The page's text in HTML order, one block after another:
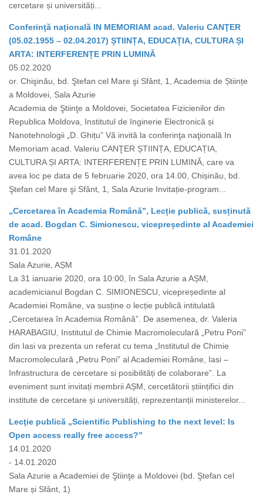
cercetare și universități...
Conferinţă naţională IN MEMORIAM acad. Valeriu CANŢER
(05.02.1955 – 02.04.2017) ȘTIINȚA, EDUCAȚIA, CULTURA ȘI
ARTA: INTERFERENȚE PRIN LUMINĂ
05.02.2020
or. Chişinău, bd. Ştefan cel Mare şi Sfânt, 1, Academia de Științe
a Moldovei, Sala Azurie
Academia de Ştiinţe a Moldovei, Societatea Fizicienilor din
Republica Moldova, Institutul de Inginerie Electronică și
Nanotehnologii „D. Ghițu” Vă invită la conferinţa naţională In
Memoriam acad. Valeriu CANŢER ȘTIINȚA, EDUCAȚIA,
CULTURA ȘI ARTA: INTERFERENȚE PRIN LUMINĂ, care va
avea loc pe data de 5 februarie 2020, ora 14.00, Chișinău, bd.
Ştefan cel Mare şi Sfânt, 1, Sala Azurie Invitație-program...
„Cercetarea în Academia Română”, Lecție publică, susținută
de acad. Bogdan C. Simionescu, vicepreședinte al Academiei
Române
31.01.2020
Sala Azurie, AȘM
La 31 ianuarie 2020, ora 10:00, în Sala Azurie a AȘM,
academicianul Bogdan C. SIMIONESCU, vicepreședinte al
Academiei Române, va susține o lecție publică intitulată
„Cercetarea în Academia Română”. De asemenea, dr. Valeria
HARABAGIU, Institutul de Chimie Macromoleculară „Petru Poni”
din Iasi va prezenta un referat cu tema „Institutul de Chimie
Macromoleculară „Petru Poni” al Academiei Române, Iasi –
Infrastructura de cercetare si posibilități de colaborare”. La
eveniment sunt invitați membrii AȘM, cercetătorii științifici din
institute de cercetare și universități, reprezentanții ministerelor...
Lecţie publică „Scientific Publishing to the next level: Is
Open access really free access?”
14.01.2020
- 14.01.2020
Sala Azurie a Academiei de Ştiinţe a Moldovei (bd. Ştefan cel
Mare și Sfânt, 1)